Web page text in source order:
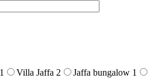
Villa Jaffa 2
Jaffa bungalow 1